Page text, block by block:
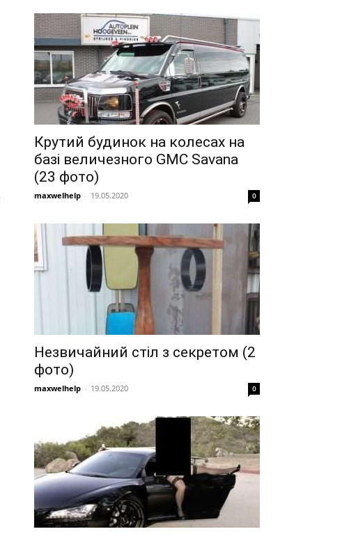
Крутий будинок на колесах на
базі величезного GMC Savana
(23 фото)
maxwelhelp - 19.05.2020 0
Незвичайний стіл з секретом (2
фото)
maxwelhelp - 19.05.2020 0